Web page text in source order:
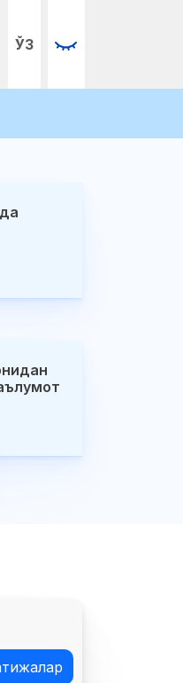
ЎЗ
хатарларни
23.04.2024